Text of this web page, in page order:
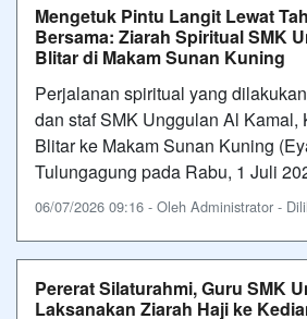
Mengetuk Pintu Langit Lewat
Bersama: Ziarah Spiritual SMK
Blitar di Makam Sunan Kuning
Perjalanan spiritual yang
dan staf SMK Unggulan Al Kamal,
Blitar ke Makam Sunan Kuning
Tulungagung pada Rabu, 1 Juli
06/07/2026 09:16 - Oleh Administrator -
Pererat Silaturahmi, Guru SMK
Laksanakan Ziarah Haji ke